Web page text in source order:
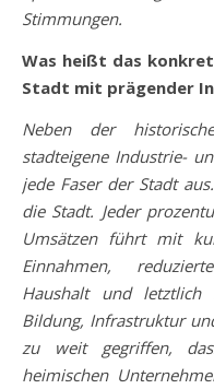
Stimmungen.
Was heißt das
Stadt mit prägender
Neben der
stadteigene Industrie-
jede Faser der Stadt
die Stadt. Jeder
Umsätzen führt mit
Einnahmen,
Haushalt und letztlich
Bildung, Infrastruktur
zu weit gegriffen,
heimischen